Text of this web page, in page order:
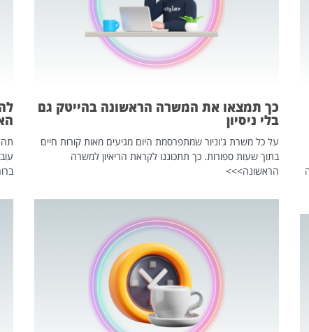
כך תמצאו את המשרה הראשונה בהייטק גם
בלי ניסיון
על כל משרת ג'וניור שמתפרסמת היום מגיעים מאות קורות חיים
בתוך שעות ספורות. כך תתכוננו לקראת הריאיון למשרה
הראשונה>>>